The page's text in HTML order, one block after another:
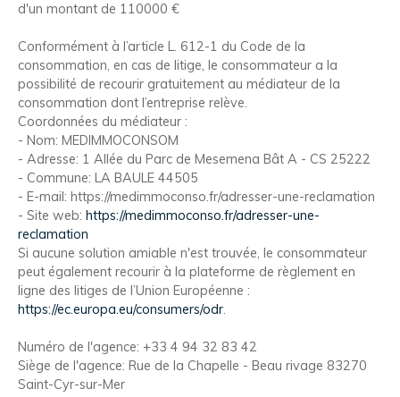
d'un montant de 110000 €
Conformément à l’article L. 612-1 du Code de la
consommation, en cas de litige, le consommateur a la
possibilité de recourir gratuitement au médiateur de la
consommation dont l’entreprise relève.
Coordonnées du médiateur :
- Nom: MEDIMMOCONSOM
- Adresse: 1 Allée du Parc de Mesemena Bât A - CS 25222
- Commune: LA BAULE 44505
- E-mail: https://medimmoconso.fr/adresser-une-reclamation
- Site web: https://medimmoconso.fr/adresser-une-
reclamation
Si aucune solution amiable n'est trouvée, le consommateur
peut également recourir à la plateforme de règlement en
ligne des litiges de l’Union Européenne :
https://ec.europa.eu/consumers/odr.
Numéro de l'agence: +33 4 94 32 83 42
Siège de l'agence: Rue de la Chapelle - Beau rivage 83270
Saint-Cyr-sur-Mer